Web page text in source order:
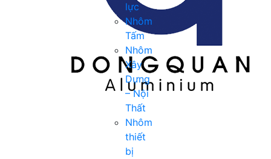
lực
Nhôm
Tấm
Nhôm
Xây
Dựng
– Nội
Thất
Nhôm
thiết
bị